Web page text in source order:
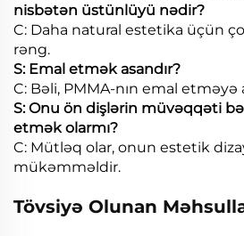
nisbətən üstünlüyü nədir?
C: Daha natural estetika üçün
rəng.
S: Emal etmək asandır?
C: Bəli, PMMA-nın emal etməyə
S: Onu ön dişlərin müvəqqəti
etmək olarmı?
C: Mütləq olar, onun estetik
mükəmməldir.
Tövsiyə Olunan